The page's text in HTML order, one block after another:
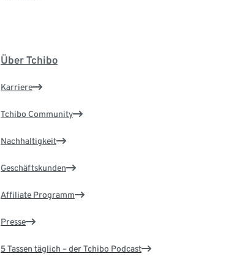
Über Tchibo
Karriere
Tchibo Community
Nachhaltigkeit
Geschäftskunden
Affiliate Programm
Presse
5 Tassen täglich – der Tchibo Podcast